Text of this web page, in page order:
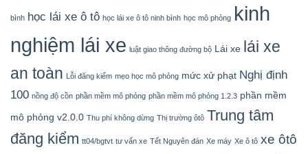
bình học lái xe ô tô học lái xe ô tô ninh bình học mô phỏng kinh
nghiệm lái xe luật giao thông đường bộ Lái xe
lái xe
an toàn
Lỗi đăng kiểm mẹo học mô phỏng mức xử phạt Nghị định
100 nồng độ cồn phần mềm mô phỏng phần mềm mô phỏng 1.2.3 phần mềm
mô phỏng v2.0.0 Thu phí không dừng Thị trường ôtô Trung tâm
đăng kiểm tt04/bgtvt tư vấn xe Tết Nguyên đán Xe máy Xe ô tô xe ôtô